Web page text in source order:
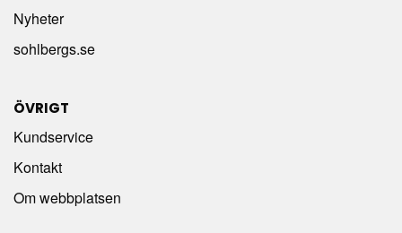
Nyheter
sohlbergs.se
ÖVRIGT
Kundservice
Kontakt
Om webbplatsen